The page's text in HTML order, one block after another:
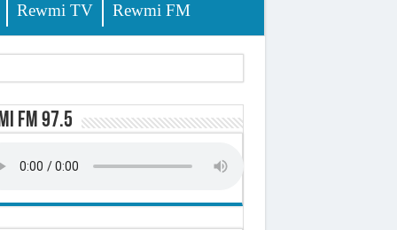
Rewmi TV Rewmi FM
FM 97.5